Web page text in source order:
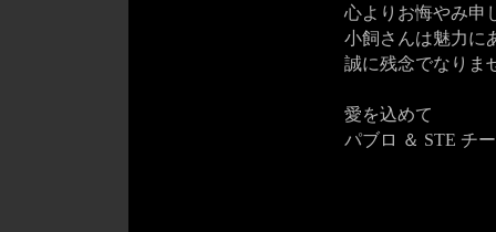
心よりお悔やみ申
小飼さんは魅力に
誠に残念でなりま
愛を込めて
パブロ ＆ STE チ